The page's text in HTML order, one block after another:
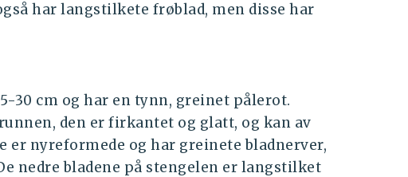
har langstilkete frøblad, men disse har
30 cm og har en tynn, greinet pålerot.
den er firkantet og glatt, og kan av
er nyreformede og har greinete bladnerver,
nedre bladene på stengelen er langstilket